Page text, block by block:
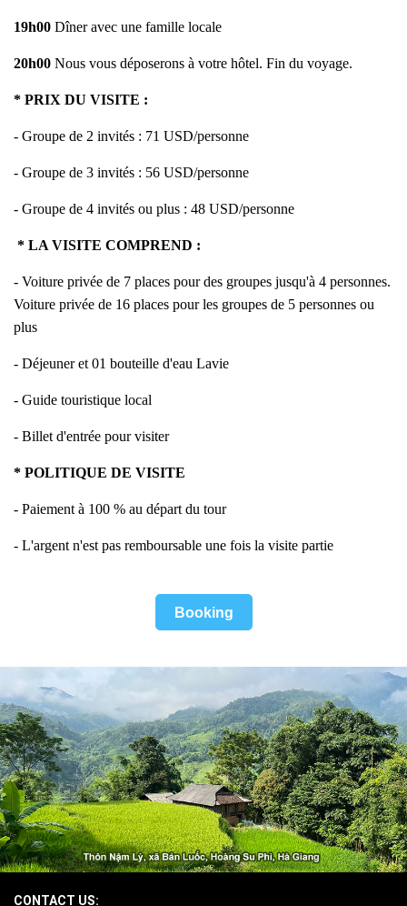
19h00 Dîner avec une famille locale
20h00 Nous vous déposerons à votre hôtel. Fin du voyage.
* PRIX DU VISITE :
- Groupe de 2 invités : 71 USD/personne
- Groupe de 3 invités : 56 USD/personne
- Groupe de 4 invités ou plus : 48 USD/personne
* LA VISITE COMPREND :
- Voiture privée de 7 places pour des groupes jusqu'à 4 personnes.
Voiture privée de 16 places pour les groupes de 5 personnes ou
plus
- Déjeuner et 01 bouteille d'eau Lavie
- Guide touristique local
- Billet d'entrée pour visiter
* POLITIQUE DE VISITE
- Paiement à 100 % au départ du tour
- L'argent n'est pas remboursable une fois la visite partie
Booking
CONTACT US: